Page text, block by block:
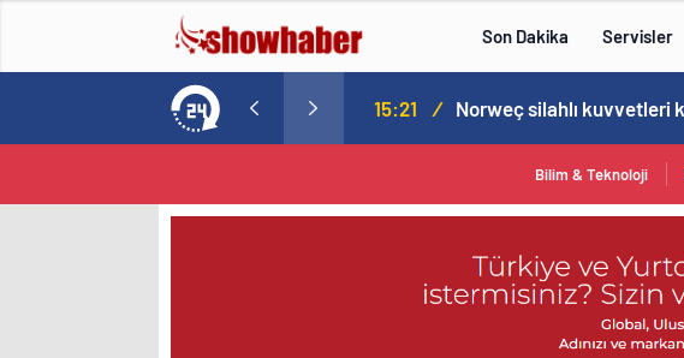
Son Dakika Servisler
Tam 5 futbolcu…. 15:21 /
Bilim & Teknoloji